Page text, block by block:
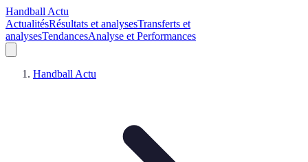
Handball Actu
ActualitésRésultats et analysesTransferts et
analysesTendancesAnalyse et Performances
Handball Actu